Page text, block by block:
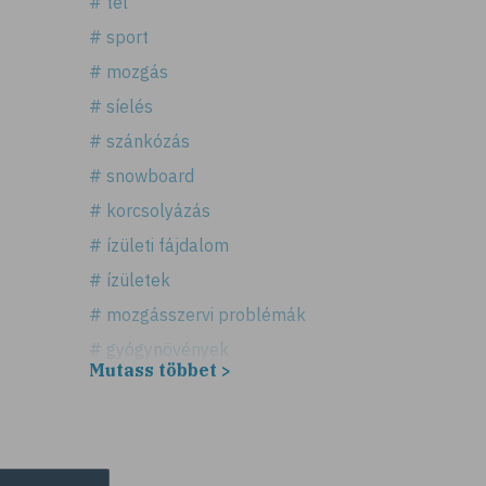
# sport
# mozgás
# síelés
# szánkózás
# snowboard
# korcsolyázás
# ízületi fájdalom
# ízületek
# mozgásszervi problémák
# gyógynövények
Mutass többet >